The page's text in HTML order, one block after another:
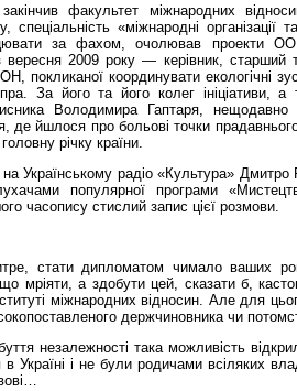
факультет міжнародних
спеціальність «міжнародні
за фахом, очолював проекти
вересня 2009 року — керівник, старший
покликаної координувати екологічні
За його та його колег ініціативи,
Володимира Гаптаря, нещодавно
де йшлося про больові точки
річку країни.
Українському радіо «Культура»
популярної програми
часопису стислий запис цієї розмови.
стати дипломатом чимало ваших
мріяти, а здобути цей, сказати б,
міжнародних відносин. Але для
держчиновника чи
незалежності така можливість
в Україні і не були родичами всіляких